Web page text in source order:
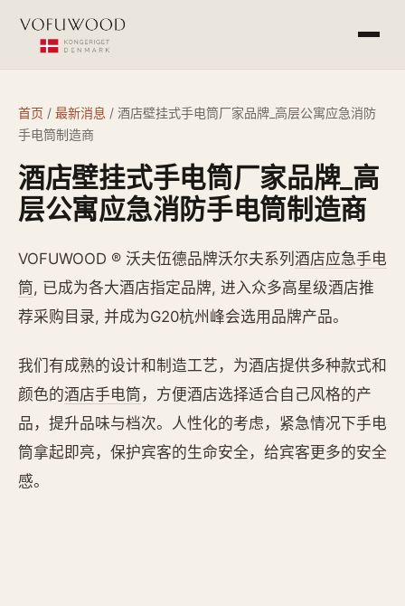
工程案例
常见问答
最新消息
杭州欧萨酒店设备有限公司
0571-81672813
首页 / 最新消息 / 酒店壁挂式手电筒厂家品牌_高层公寓应急消防
手电筒制造商
酒店壁挂式手电筒厂家品牌_高
层公寓应急消防手电筒制造商
VOFUWOOD ® 沃夫伍德品牌沃尔夫系列 酒店应急手电
筒, 已成为各大酒店指定品牌, 进入众多高星级酒店推
荐采购目录, 并成为G20杭州峰会选用品牌产品。
我们有成熟的设计和制造工艺，为酒店提供多种款式和
颜色的酒店手电筒 ，方便酒店选择适合自己风格的产
品，提升品味与档次。人性化的考虑，紧急情况下手电
筒拿起即亮，保护宾客的生命安全，给宾客更多的安全
感。